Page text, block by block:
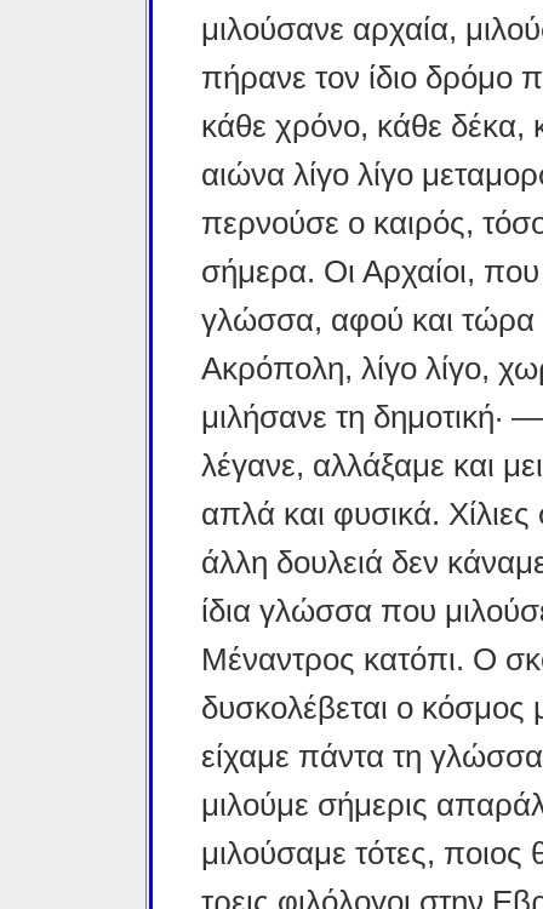
μιλούσανε αρχαία,
πήρανε τον ίδιο δρόμο
κάθε χρόνο, κάθε δέκα,
αιώνα λίγο λίγο
περνούσε ο καιρός,
σήμερα. Οι Αρχαίοι, που
γλώσσα, αφού και τώρα
Ακρόπολη, λίγο λίγο,
μιλήσανε τη δημοτική·
λέγανε, αλλάξαμε και
απλά και φυσικά.
άλλη δουλειά δεν
ίδια γλώσσα που
Μέναντρος κατόπι. Ο
δυσκολέβεται ο κόσμος
είχαμε πάντα τη
μιλούμε σήμερις
μιλούσαμε τότες,
τρεις φιλόλογοι στην